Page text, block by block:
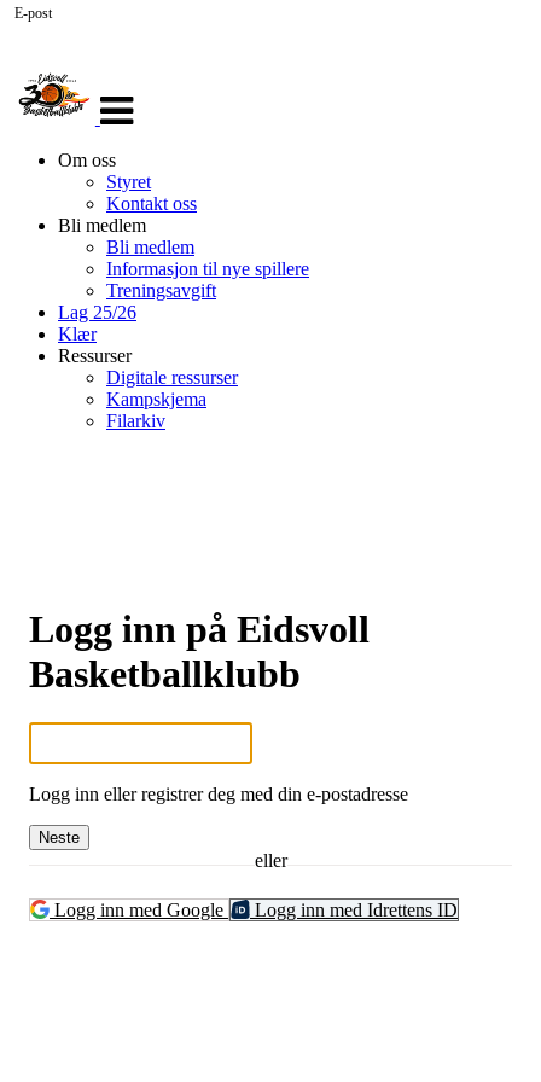
navigasjon
Om oss
Styret
Kontakt oss
Bli medlem
Bli medlem
Informasjon til nye spillere
Treningsavgift
Lag 25/26
Klær
Ressurser
Digitale ressurser
Kampskjema
Filarkiv
Logg inn på Eidsvoll
Basketballklubb
E-post
Logg inn eller registrer deg med din e-postadresse
Neste
eller
Logg inn med Google Logg inn med Idrettens ID